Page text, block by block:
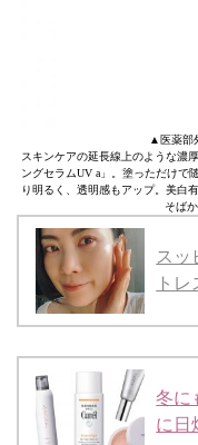
▲医薬部
スキンケアの延長線上のような濃
ングセラムUV a」。塗っただけで
り明るく、透明感もアップ。美白
そば
スッ
ト
冬に
に日